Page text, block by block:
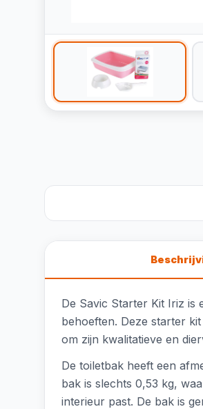
De Savic Starter Kit Iriz
behoeften. Deze starter
om zijn kwalitatieve en
De toiletbak heeft een
bak is slechts 0,53 kg,
interieur past. De bak is